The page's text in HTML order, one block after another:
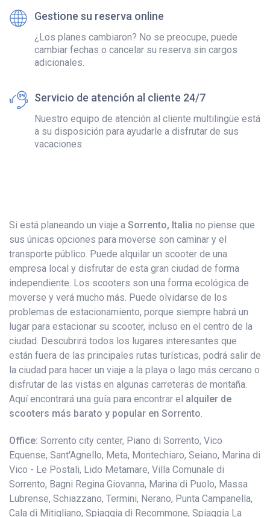
Gestione su reserva online
¿Los planes cambiaron? No se preocupe, puede
cambiar fechas o cancelar su reserva sin cargos
adicionales.
Servicio de atención al cliente 24/7
Nuestro equipo de atención al cliente multilingüe está
a su disposición para ayudarle a disfrutar de sus
vacaciones.
Si está planeando un viaje a Sorrento, Italia no piense que
sus únicas opciones para moverse son caminar y el
transporte público. Puede alquilar un scooter de una
empresa local y disfrutar de esta gran ciudad de forma
independiente. Los scooters son una forma ecológica de
moverse y verá mucho más. Puede olvidarse de los
problemas de estacionamiento, porque siempre habrá un
lugar para estacionar su scooter, incluso en el centro de la
ciudad. Descubrirá todos los lugares interesantes que
están fuera de las principales rutas turísticas, podrá salir de
la ciudad para hacer un viaje a la playa o lago más cercano o
disfrutar de las vistas en algunas carreteras de montaña.
Aquí encontrará una guía para encontrar el alquiler de
scooters más barato y popular en Sorrento.
Office: Sorrento city center, Piano di Sorrento, Vico
Equense, Sant'Agnello, Meta, Montechiaro, Seiano, Marina di
Vico - Le Postali, Lido Metamare, Villa Comunale di
Sorrento, Bagni Regina Giovanna, Marina di Puolo, Massa
Lubrense, Schiazzano, Termini, Nerano, Punta Campanella,
Cala di Mitigliano, Spiaggia di Recommone, Spiaggia La